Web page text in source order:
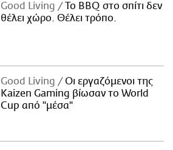
Good Living
Το BBQ στο σπίτι δεν
θέλει χώρο. Θέλει τρόπο.
Good Living
Οι εργαζόμενοι της
Kaizen Gaming βίωσαν το World
Cup από "μέσα"